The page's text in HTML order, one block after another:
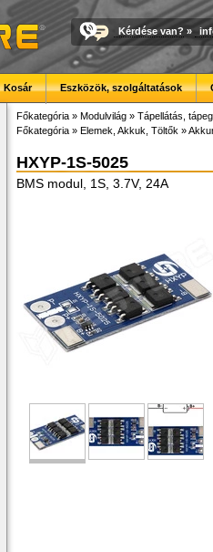
Kérdése van? »
Kosár Eszközök, szolgáltatások
Főkategória » Modulvilág » Tápellátás,
Főkategória » Elemek, Akkuk, Töltők »
HXYP-1S-5025
BMS modul, 1S, 3.7V, 24A